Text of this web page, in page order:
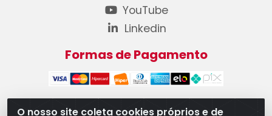
O nosso site coleta cookies próprios e de
YouTube
Linkedin
Formas de Pagamento